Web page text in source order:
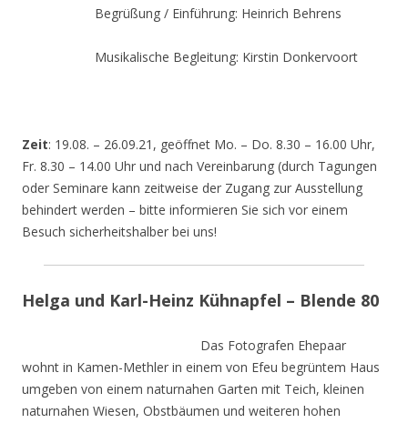
Begrüßung / Einführung: Heinrich Behrens
Musikalische Begleitung: Kirstin Donkervoort
Zeit: 19.08. – 26.09.21, geöffnet Mo. – Do. 8.30 – 16.00 Uhr,
Fr. 8.30 – 14.00 Uhr und nach Vereinbarung (durch Tagungen
oder Seminare kann zeitweise der Zugang zur Ausstellung
behindert werden – bitte informieren Sie sich vor einem
Besuch sicherheitshalber bei uns!
Helga und Karl-Heinz Kühnapfel – Blende 80
Das Fotografen Ehepaar
wohnt in Kamen-Methler in einem von Efeu begrüntem Haus
umgeben von einem naturnahen Garten mit Teich, kleinen
naturnahen Wiesen, Obstbäumen und weiteren hohen